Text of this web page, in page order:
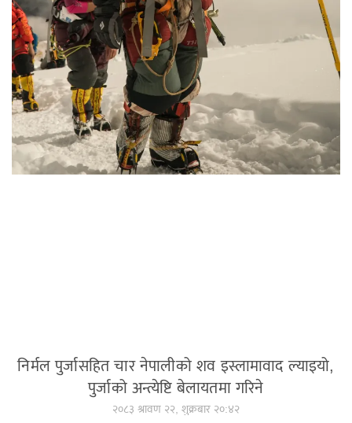
निर्मल पुर्जासहित चार नेपालीको शव इस्लामावाद ल्याइयो,
पुर्जाको अन्त्येष्टि बेलायतमा गरिने
२०८३ श्रावण २२, शुक्रबार २०:४२